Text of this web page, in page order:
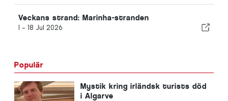
Veckans strand: Marinha-stranden
I - 18 Jul 2026
Populär
Mystik kring irländsk turists död
i Algarve